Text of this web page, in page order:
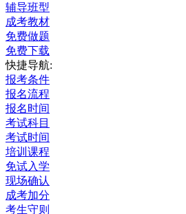
辅导班型
成考教材
免费做题
免费下载
快捷导航:
报考条件
报名流程
报名时间
考试科目
考试时间
培训课程
免试入学
现场确认
成考加分
考生守则